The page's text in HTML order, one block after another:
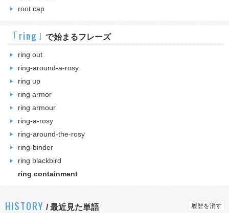
root cap
｢ring｣ で始まるフレーズ
ring out
ring-around-a-rosy
ring up
ring armor
ring armour
ring-a-rosy
ring-around-the-rosy
ring-binder
ring blackbird
ring containment
HISTORY /最近見た単語 履歴を消す